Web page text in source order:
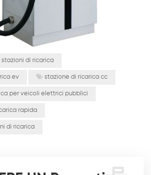
stazioni di ricarica
ev stazione di ricarica cc
per veicoli elettrici pubblici
rapida
di ricarica